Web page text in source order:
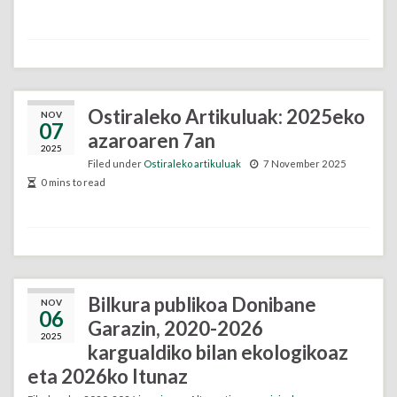
NOV
07
2025
Ostiraleko Artikuluak: 2025eko
azaroaren 7an
Filed under Ostiraleko artikuluak
7 November 2025
0 mins to read
NOV
06
2025
Bilkura publikoa Donibane
Garazin, 2020-2026
kargualdiko bilan ekologikoaz
eta 2026ko Itunaz